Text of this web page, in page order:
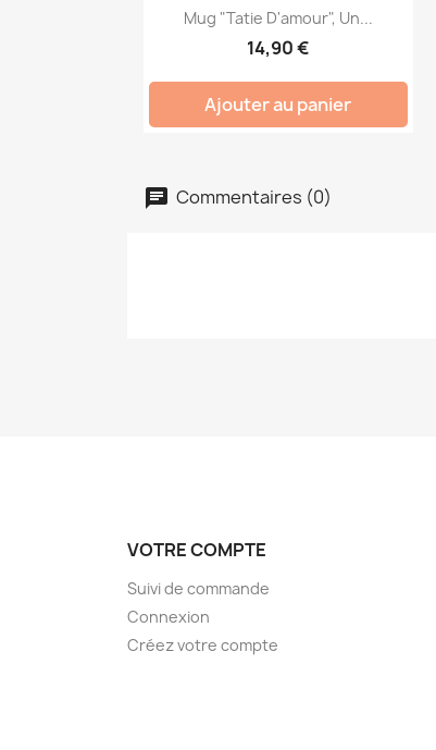
Mug "Tatie D'amour", Un...
14,90 €
Ajouter au panier
Commentaires (0)
VOTRE COMPTE
Suivi de commande
Connexion
Créez votre compte